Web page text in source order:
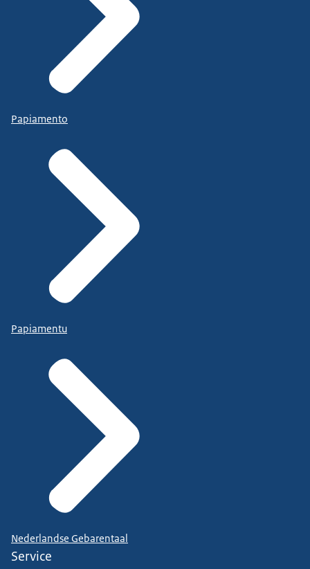
Papiamento
Papiamentu
Nederlandse Gebarentaal
Service